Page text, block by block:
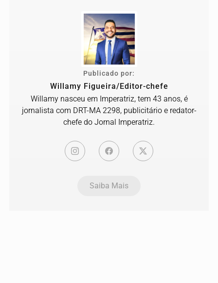
Publicado por:
Willamy Figueira/Editor-chefe
Willamy nasceu em Imperatriz, tem 43 anos, é
jornalista com DRT-MA 2298, publicitário e redator-
chefe do Jornal Imperatriz.
Saiba Mais